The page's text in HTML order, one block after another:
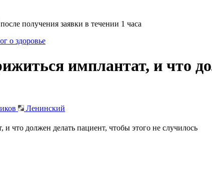
получения заявки в течении 1 часа
о здоровье
имплантат, и что
Ленинский